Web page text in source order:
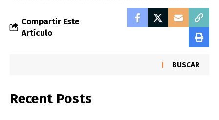
Compartir Este
Artículo
BUSCAR
Recent Posts